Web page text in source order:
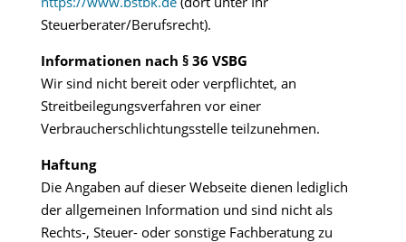
Steuerberater/Berufsrecht).
Informationen nach § 36 VSBG
Wir sind nicht bereit oder verpflichtet, an
Streitbeilegungsverfahren vor einer
Verbraucherschlichtungsstelle teilzunehmen.
Haftung
Die Angaben auf dieser Webseite dienen lediglich
der allgemeinen Information und sind nicht als
Rechts-, Steuer- oder sonstige Fachberatung zu